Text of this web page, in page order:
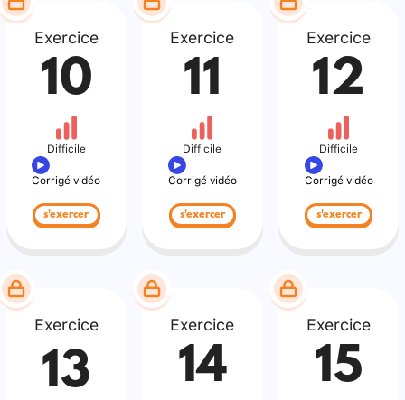
Exercice
10
Difficile
Corrigé vidéo
s'exercer
Exercice
11
Difficile
Corrigé vidéo
s'exercer
Exercice
12
Difficile
Corrigé vidéo
s'exercer
Exercice
13
Exercice
14
Exercice
15